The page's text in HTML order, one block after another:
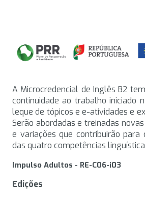
A Microcredencial de Inglês B2
continuidade ao trabalho iniciado
leque de tópicos e e-atividades e
Serão abordadas e treinadas
e variações que contribuirão para
das quatro competências
Impulso Adultos - RE-C06-i03
Edições